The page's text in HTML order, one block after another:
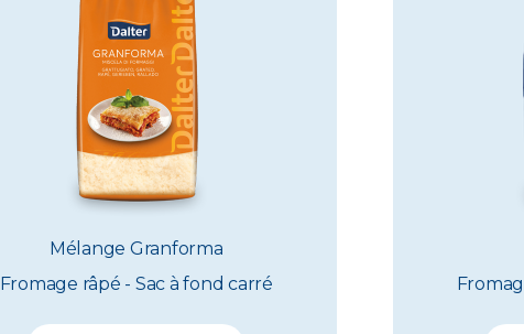
Mélange Granforma
Fromage râpé - Sac à fond carré